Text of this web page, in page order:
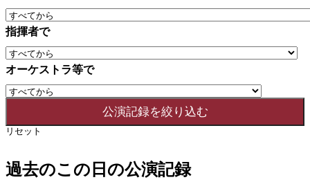
指揮者で
オーケストラ等で
リセット
過去のこの日の公演記録